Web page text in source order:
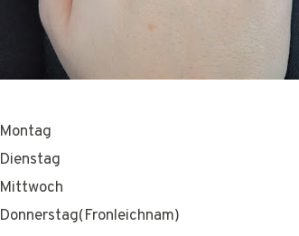
Montag
Dienstag
Mittwoch
Donnerstag(Fronleichnam)